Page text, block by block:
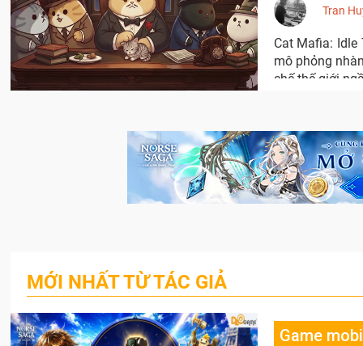
Tran
Cat Mafia:
mô phỏng
chế thế giới
MỚI NHẤT TỪ TÁC GIẢ
Game